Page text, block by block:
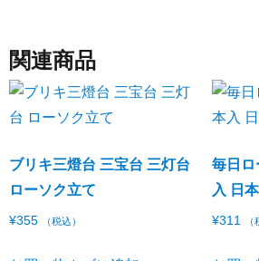
関連商品
ブリキ三燈台 三宝台 三灯台
ローソク立て
¥355 （税込）
毎日ロ
入 日
¥311 （